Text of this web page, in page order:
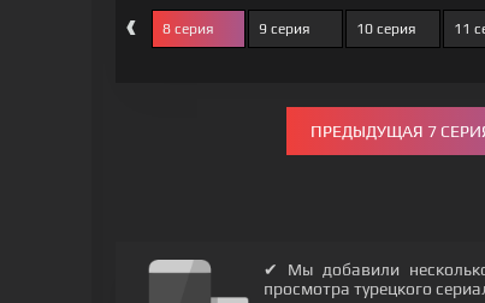
‹ 8 серия 9 серия 10 серия 11
ПРЕДЫДУЩАЯ 7
✔ Мы добавили
просмотра турецкого